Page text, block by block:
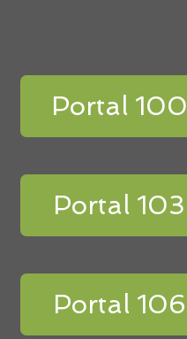
Portal 100
Portal 103
Portal 106